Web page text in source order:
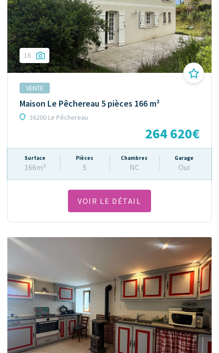
16
VENTE
Maison Le Pêchereau 5 pièces 166 m²
36200 Le Pêchereau
264 620€
Surface
166m²
Pièces
5
Chambres
NC
Garage
Oui
VOIR LE DÉTAIL